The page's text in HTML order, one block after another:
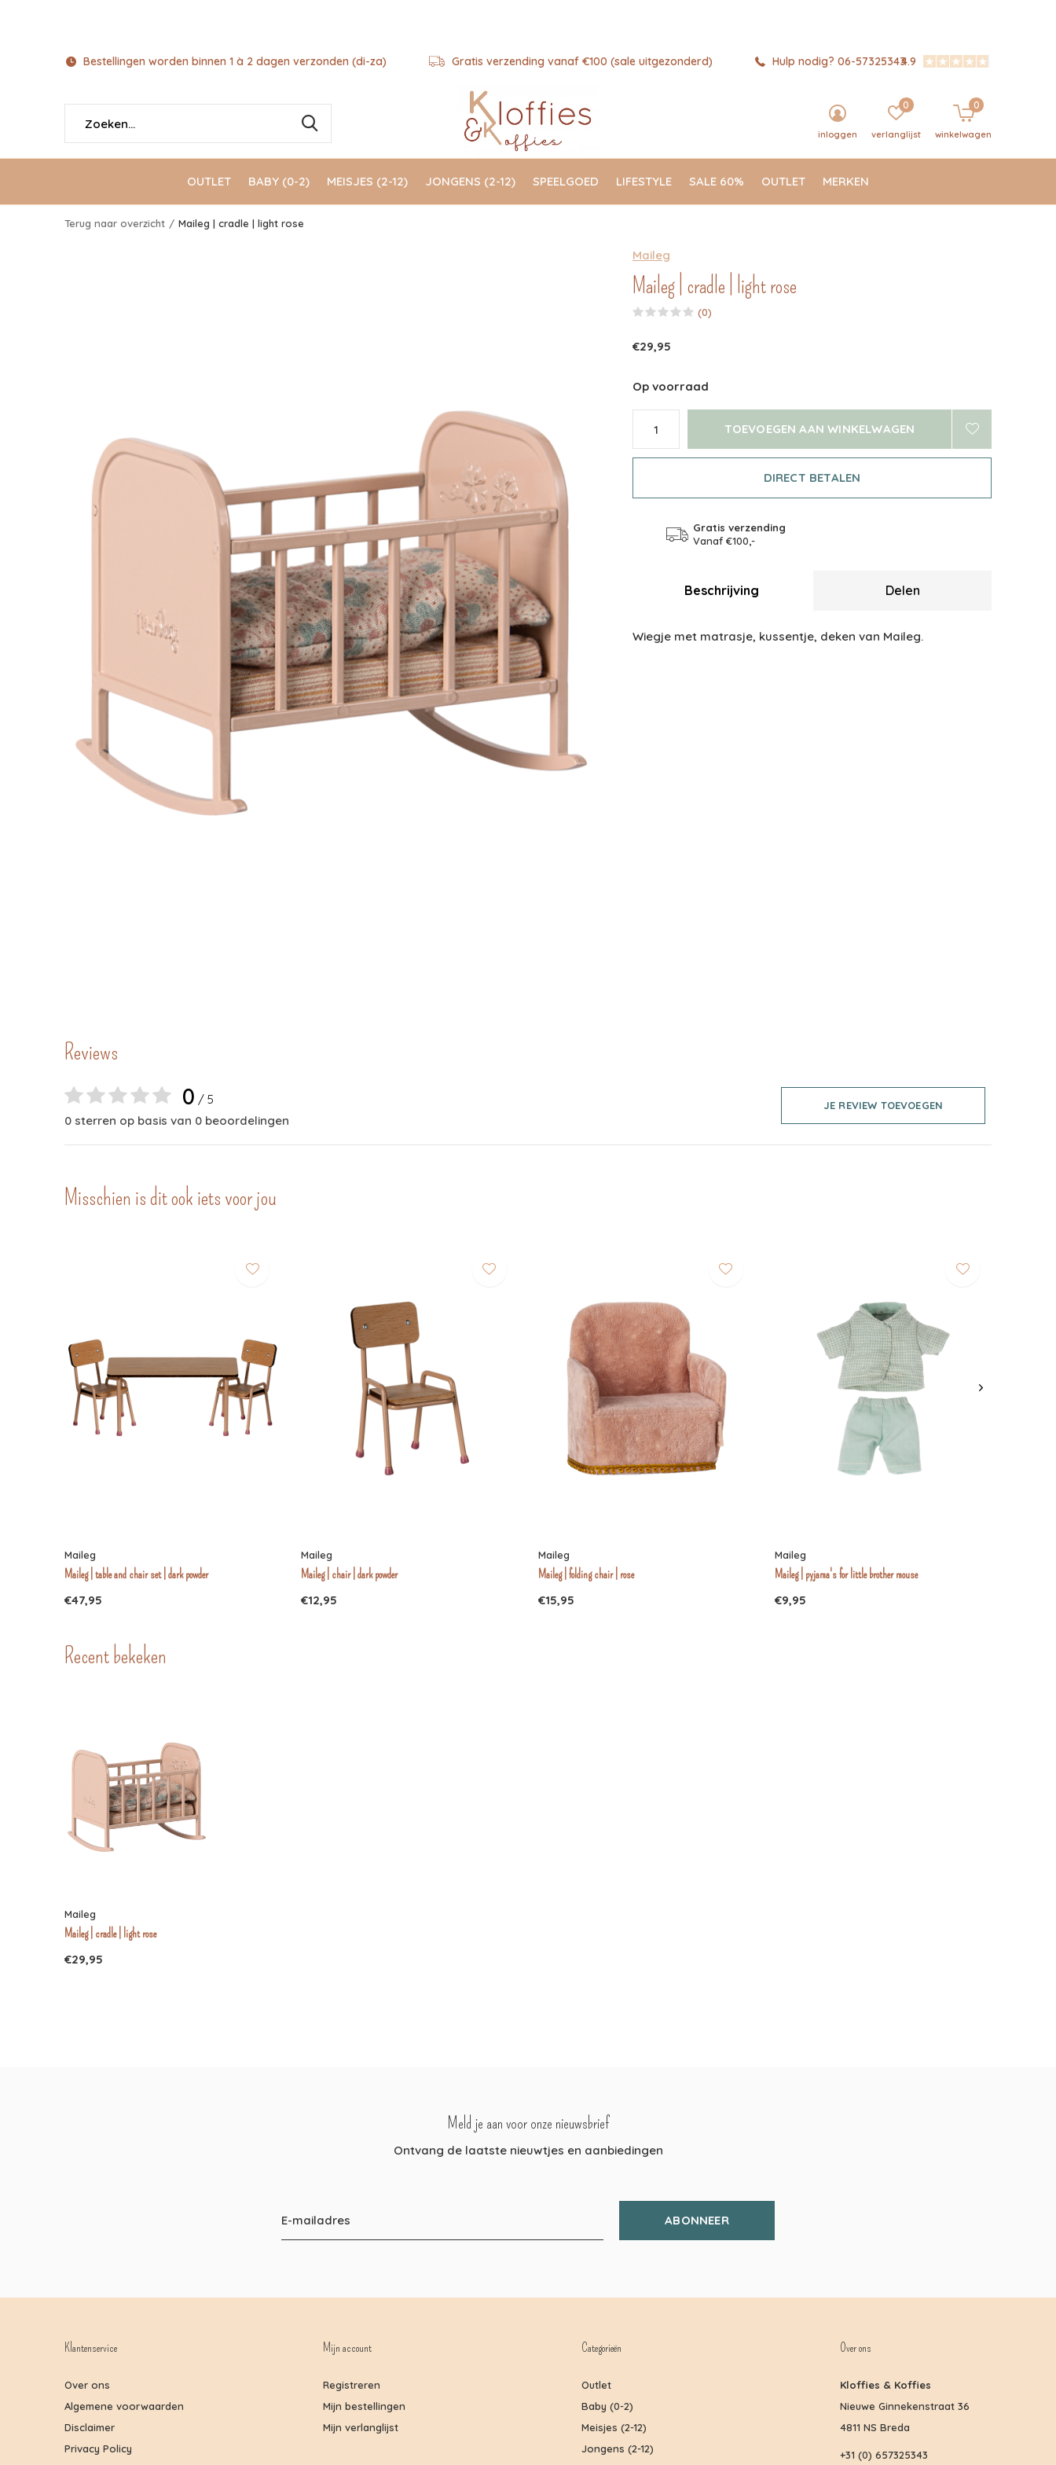
OUTLET BABY (0-2) MEISJES (2-12) JONGENS (2-12) SPEELGOED LIFESTYLE SALE 60% OUTLET MERKEN
inloggen verlanglijst
0
winkelwagen
0
Bestellingen worden binnen 1 à 2 dagen verzonden (di-za) Gratis verzending vanaf €100 (sale uitgezonderd) Hulp nodig? 06-573253434.9
Terug naar overzicht Maileg | cradle | light rose
Maileg
Maileg | cradle | light rose
(0)
€29,95
Op voorraad
TOEVOEGEN AAN WINKELWAGEN
DIRECT BETALEN
Gratis verzending
Vanaf €100,-
Beschrijving Delen
Wiegje met matrasje, kussentje, deken van Maileg.
Reviews
0 / 5
0 sterren op basis van 0 beoordelingen
JE REVIEW TOEVOEGEN
Misschien is dit ook iets voor jou
Maileg
Maileg | table and chair set | dark powder
€47,95
Maileg
Maileg | chair | dark powder
€12,95
Maileg
Maileg | folding chair | rose
€15,95
Maileg
Maileg | pyjama's for little brother mouse
€9,95
Recent bekeken
Maileg
Maileg | cradle | light rose
€29,95
Meld je aan voor onze nieuwsbrief
Ontvang de laatste nieuwtjes en aanbiedingen
ABONNEER
Klantenservice
Over ons
Algemene voorwaarden
Disclaimer
Privacy Policy
Mijn account
Registreren
Mijn bestellingen
Mijn verlanglijst
Categorieën
Outlet
Baby (0-2)
Meisjes (2-12)
Jongens (2-12)
Over ons
Kloffies & Koffies
Nieuwe Ginnekenstraat 36
4811 NS Breda
+31 (0) 657325343